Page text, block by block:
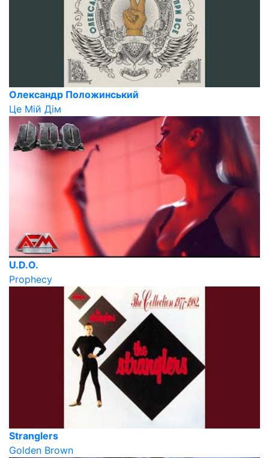
Олександр Положинський
Це Мій Дім
U.D.O.
Prophecy
Stranglers
Golden Brown